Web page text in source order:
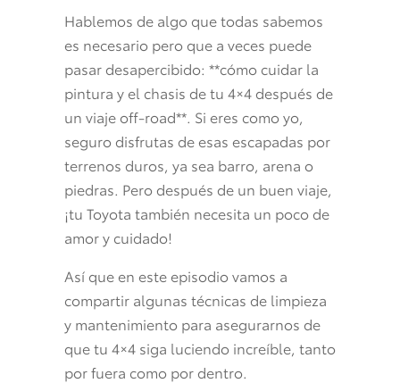
Hablemos de algo que todas sabemos
es necesario pero que a veces puede
pasar desapercibido: **cómo cuidar la
pintura y el chasis de tu 4×4 después de
un viaje off-road**. Si eres como yo,
seguro disfrutas de esas escapadas por
terrenos duros, ya sea barro, arena o
piedras. Pero después de un buen viaje,
¡tu Toyota también necesita un poco de
amor y cuidado!
Así que en este episodio vamos a
compartir algunas técnicas de limpieza
y mantenimiento para asegurarnos de
que tu 4×4 siga luciendo increíble, tanto
por fuera como por dentro.